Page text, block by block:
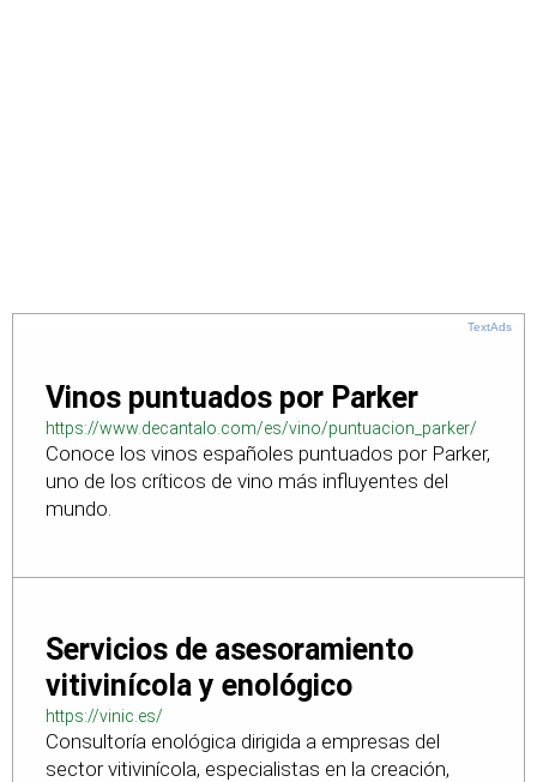
TextAds
Vinos puntuados por Parker
https://www.decantalo.com/es/vino/puntuacion_parker/
Conoce los vinos españoles puntuados por Parker,
uno de los críticos de vino más influyentes del
mundo.
Servicios de asesoramiento
vitivinícola y enológico
https://vinic.es/
Consultoría enológica dirigida a empresas del
sector vitivinícola, especialistas en la creación,